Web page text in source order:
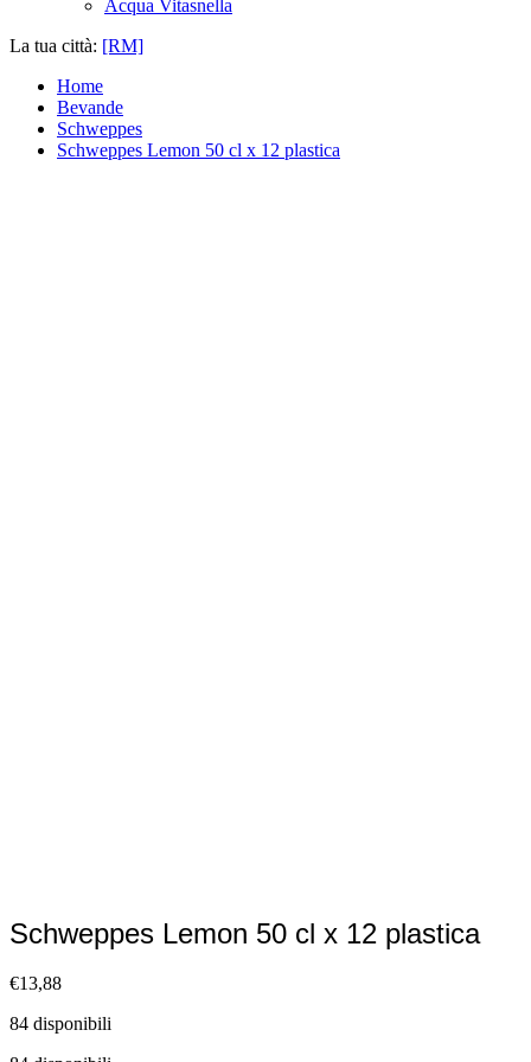
Acqua Vitasnella
La tua città: [RM]
Home
Bevande
Schweppes
Schweppes Lemon 50 cl x 12 plastica
Schweppes Lemon 50 cl x 12 plastica
€13,88
84 disponibili